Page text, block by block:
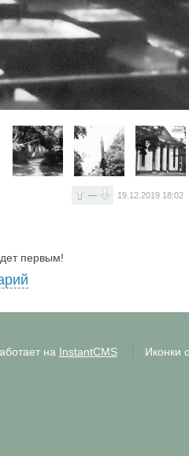
— 19.12.2019 18:02
первым!
на InstantCMS Иконки